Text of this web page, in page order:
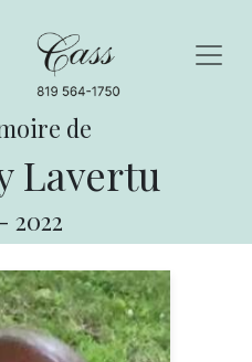
de
Lavertu
- 2022